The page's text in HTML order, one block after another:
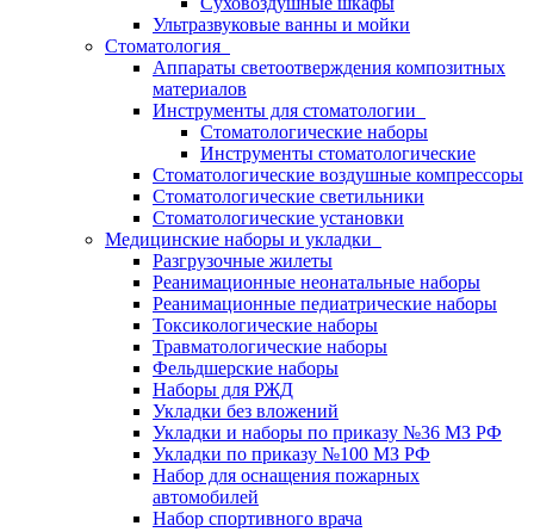
Ультразвуковые ванны и мойки
Стоматология
Аппараты светоотверждения композитных
материалов
Инструменты для стоматологии
Стоматологические наборы
Инструменты стоматологические
Стоматологические воздушные компрессоры
Стоматологические светильники
Стоматологические установки
Медицинские наборы и укладки
Разгрузочные жилеты
Реанимационные неонатальные наборы
Реанимационные педиатрические наборы
Токсикологические наборы
Травматологические наборы
Фельдшерские наборы
Наборы для РЖД
Укладки без вложений
Укладки и наборы по приказу №36 МЗ РФ
Укладки по приказу №100 МЗ РФ
Набор для оснащения пожарных
автомобилей
Набор спортивного врача